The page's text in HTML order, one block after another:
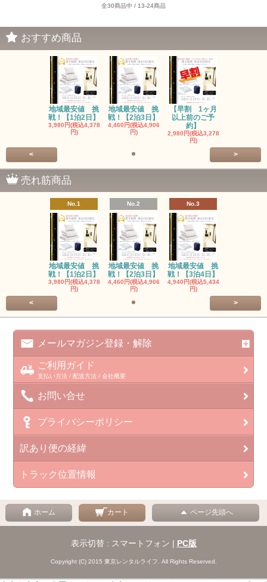
全30商品中 / 13-24商品
おすすめ商品
地域最安値 挑
戦！【1泊2日】
3,980円(税込4,378
円)
地域最安値 挑
戦！【2泊3日】
4,460円(税込4,906
円)
【早割 1ヶ月
以上前のご予
約】
2,980円(税込3,278
円)
< >
売れ筋商品
No.1
地域最安値 挑
戦！【1泊2日】
3,980円(税込4,378
円)
No.2
地域最安値 挑
戦！【2泊3日】
4,460円(税込4,906
円)
No.3
地域最安値 挑
戦！【3泊4日】
4,940円(税込5,434
円)
< >
メールマガジン登録・解除
ご利用ガイド
支払い方法 / 配送方法 / 会社概要
お問い合せ
プライバシーポリシー
訳あり便の経緯
トラック位置情報
ホーム カート ページ先頭へ
表示切替 : スマートフォン | PC版
Copyright (C) 2015 東京レンタルライフ. All Rights Reserved.